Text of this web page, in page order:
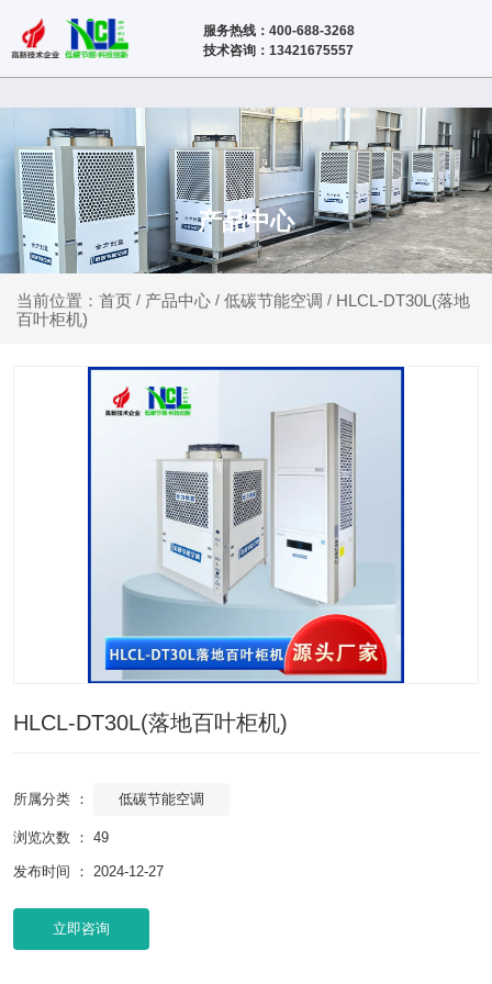
服务热线：400-688-3268
技术咨询：13421675557
产品中心
当前位置：首页 / 产品中心 / 低碳节能空调 / HLCL-DT30L(落地
百叶柜机)
HLCL-DT30L(落地百叶柜机)
所属分类 ： 低碳节能空调
浏览次数 ： 49
发布时间 ： 2024-12-27
立即咨询